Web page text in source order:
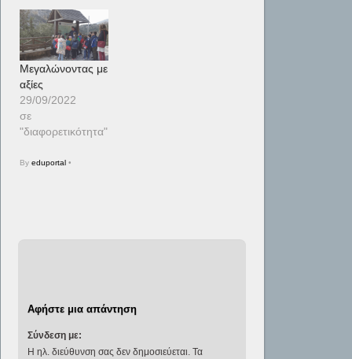
Μεγαλώνοντας με
αξίες
29/09/2022
σε
"διαφορετικότητα"
Byeduportal •
Αφήστε μια απάντηση
Σύνδεση με:
Η ηλ. διεύθυνση σας δεν δημοσιεύεται. Τα